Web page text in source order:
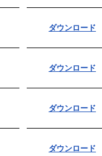
ダウンロード
ダウンロード
ダウンロード
ダウンロード